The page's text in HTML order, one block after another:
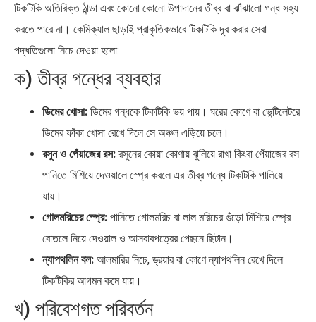
টিকটিকি অতিরিক্ত ঠান্ডা এবং কোনো কোনো উপাদানের তীব্র বা ঝাঁঝালো গন্ধ সহ্য
করতে পারে না। কেমিক্যাল ছাড়াই প্রাকৃতিকভাবে টিকটিকি দূর করার সেরা
পদ্ধতিগুলো নিচে দেওয়া হলো:
ক) তীব্র গন্ধের ব্যবহার
ডিমের খোসা: ডিমের গন্ধকে টিকটিকি ভয় পায়। ঘরের কোণে বা ভেন্টিলেটরে
ডিমের ফাঁকা খোসা রেখে দিলে সে অঞ্চল এড়িয়ে চলে।
রসুন ও পেঁয়াজের রস: রসুনের কোয়া কোণায় ঝুলিয়ে রাখা কিংবা পেঁয়াজের রস
পানিতে মিশিয়ে দেওয়ালে স্প্রে করলে এর তীব্র গন্ধে টিকটিকি পালিয়ে
যায়।
গোলমরিচের স্প্রে: পানিতে গোলমরিচ বা লাল মরিচের গুঁড়ো মিশিয়ে স্প্রে
বোতলে নিয়ে দেওয়াল ও আসবাবপত্রের পেছনে ছিটান।
ন্যাপথলিন বল: আলমারির নিচে, ড্রয়ার বা কোণে ন্যাপথলিন রেখে দিলে
টিকটিকির আগমন কমে যায়।
খ) পরিবেশগত পরিবর্তন